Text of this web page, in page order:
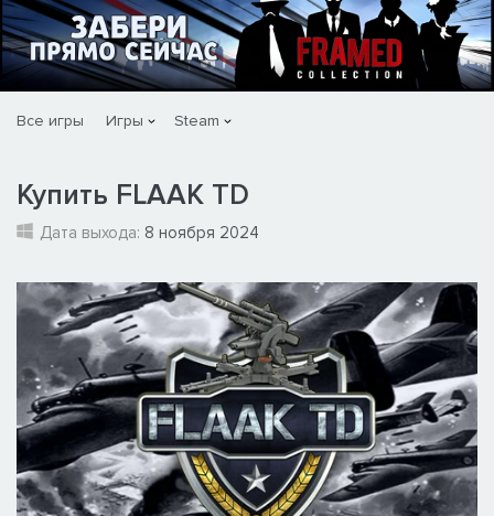
Все игры Игры Steam
Купить FLAAK TD
Дата выхода: 8 ноября 2024